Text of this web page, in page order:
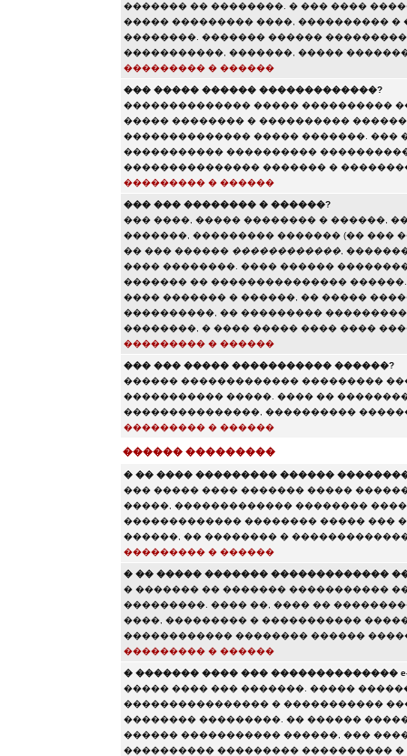
������� �� ��������. � ��� ����
����� ��������� ����, ���������� �
��������. ������� ������
�����������, �������, �����
��������� � ������
��� ����� ������ �������������?
�������������� ����� ����������
����� �������� � ����������
�������������� ����� �������. ���
����������� ����������
��������������� ������� �
��������� � ������
��� ��� �������� � ������?
��� ����, ����� �������� � ������,
�������, ��������� ������� (�� ���
�� ��� ������ ������������,
���� ��������. ���� ������
������� �� ���������������
���� ������� � ������, �� �����
����������, �� ���������
��������, � ���� ����� ���� ����
��������� � ������
��� ��� ����� ����������� ������?
������ ������������� ���������
����������� �����. ���� ��
���������������, ����������
��������� � ������
������ ���������
� �� ���� ��������� ������
��� ����� ���� ������� �����
�����, ������������� ��������
������������� �������� ����� ���
������, �� �������� �
��������� � ������
� �� ����� ������� �������������
� ������� �� ������� �����������
���������. ���� ��, ���� ��
����, ��������� � �����������
������������ �������� ������
��������� � ������
� ������� ���� ��� ��������������
����� ���� ��� �������. �����
���������������� � �����������
�������� ���������. �� ������
������ ����������� ������, ���
���������� ��������� ����������